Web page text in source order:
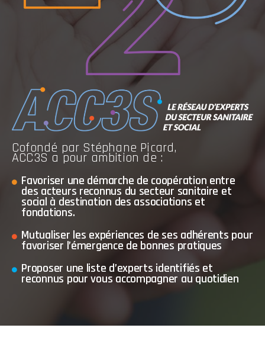
Cofondé par Stéphane Picard,
ACC3S a pour ambition de :
Favoriser une démarche de coopération entre
des acteurs reconnus du secteur sanitaire et
social à destination des associations et
fondations.
Mutualiser les expériences de ses adhérents pour
favoriser l’émergence de bonnes pratiques
Proposer une liste d’experts identifiés et
reconnus pour vous accompagner au quotidien